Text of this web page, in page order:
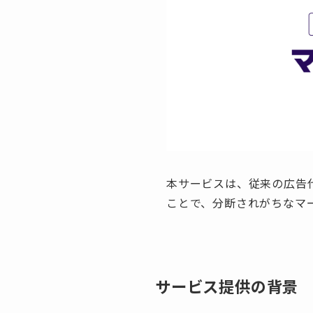
本サービスは、従来の広
ことで、分断されがちな
サービス提供の背景